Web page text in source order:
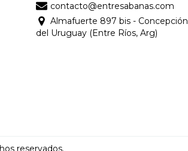
contacto@entresabanas.com
Almafuerte 897 bis - Concepción
del Uruguay (Entre Ríos, Arg)
reservados.